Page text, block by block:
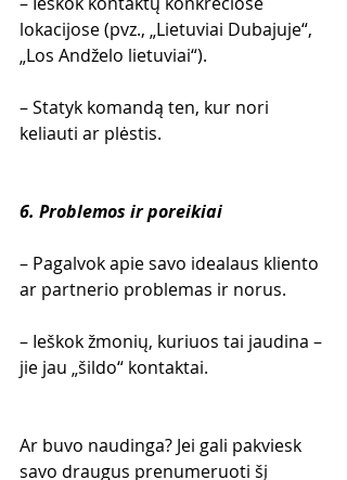
lokacijose (pvz., „Lietuviai Dubajuje“,
„Los Andželo lietuviai“).
– Statyk komandą ten, kur nori
keliauti ar plėstis.
6. Problemos ir poreikiai
– Pagalvok apie savo idealaus kliento
ar partnerio problemas ir norus.
– Ieškok žmonių, kuriuos tai jaudina –
jie jau „šildo“ kontaktai.
Ar buvo naudinga? Jei gali pakviesk
savo draugus prenumeruoti šį